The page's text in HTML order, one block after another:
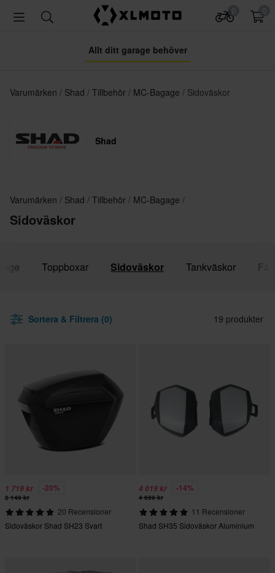
Allt ditt garage behöver
Varumärken Shad Tillbehör MC-Bagage Sidoväskor
Shad
Varumärken Shad Tillbehör MC-Bagage
Sidoväskor
Toppboxar Sidoväskor Tankväskor
Sortera & Filtrera (0) 19 produkter
1 719 kr -20%
2 149 kr
20 Recensioner
Sidoväskor Shad SH23 Svart
4 019 kr -14%
4 699 kr
11 Recensioner
Shad SH35 Sidoväskor Aluminium